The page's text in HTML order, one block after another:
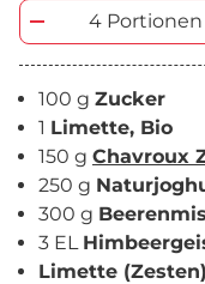
4 Portionen
100 g Zucker
1 Limette, Bio
150 g Chavroux
250 g
300 g
3 EL
Limette (Zesten)